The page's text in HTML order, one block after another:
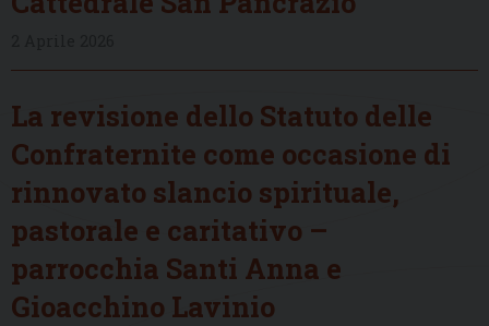
La revisione dello Statuto delle
Confraternite come occasione di
rinnovato slancio spirituale,
pastorale e caritativo –
parrocchia Santi Anna e
Gioacchino Lavinio